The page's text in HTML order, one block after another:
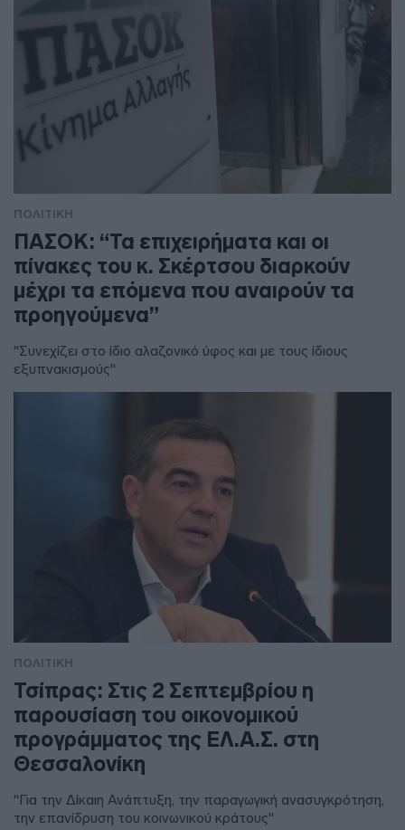
ΠΟΛΙΤΙΚΗ
ΠΑΣΟΚ: “Τα επιχειρήματα και οι
πίνακες του κ. Σκέρτσου διαρκούν
μέχρι τα επόμενα που αναιρούν τα
προηγούμενα”
"Συνεχίζει στο ίδιο αλαζονικό ύφος και με τους ίδιους
εξυπνακισμούς"
ΠΟΛΙΤΙΚΗ
Τσίπρας: Στις 2 Σεπτεμβρίου η
παρουσίαση του οικονομικού
προγράμματος της ΕΛ.Α.Σ. στη
Θεσσαλονίκη
"Για την Δίκαιη Ανάπτυξη, την παραγωγική ανασυγκρότηση,
την επανίδρυση του κοινωνικού κράτους"